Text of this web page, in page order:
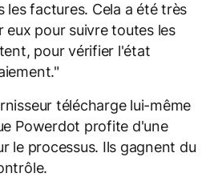
les factures. Cela a été très
eux pour suivre toutes les
pour vérifier l'état
télécharge lui-même
Powerdot profite d'une
le processus. Ils gagnent du